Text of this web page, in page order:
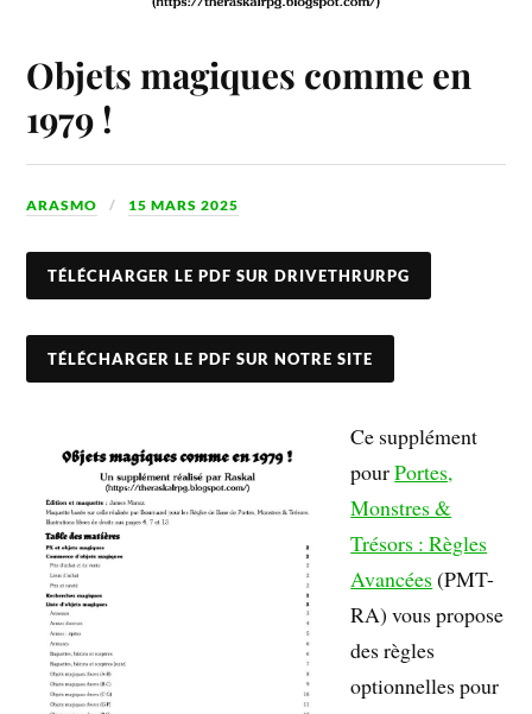
Objets magiques comme en
1979 !
ARASMO 15 MARS 2025
TÉLÉCHARGER LE PDF SUR DRIVETHRURPG
TÉLÉCHARGER LE PDF SUR NOTRE SITE
Ce supplément
pourPortes,
Monstres &
Trésors : Règles
Avancées(PMT-
RA) vous propose
des règles
optionnelles pour